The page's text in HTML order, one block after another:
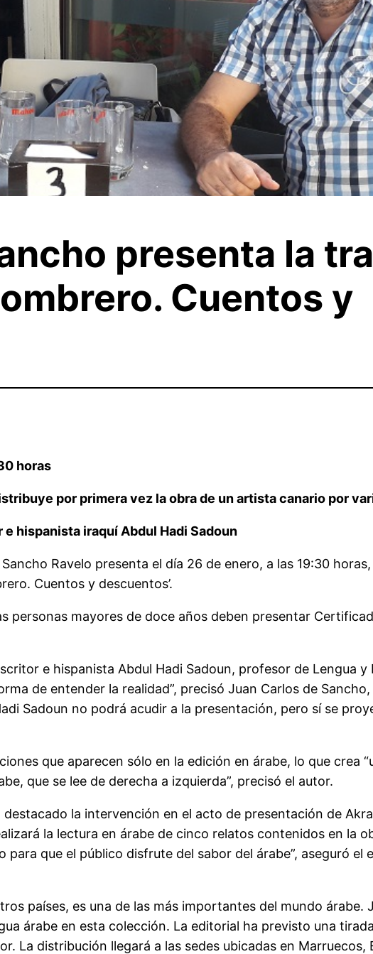
presenta la
Cuentos y
horas
por primera vez la obra de un artista canario por
hispanista iraquí Abdul Hadi Sadoun
Ravelo presenta el día 26 de enero, a las 19:30
Cuentos y descuentos’.
personas mayores de doce años deben presentar
e hispanista Abdul Hadi Sadoun, profesor de Lengua
de entender la realidad”, precisó Juan Carlos de
Sadoun no podrá acudir a la presentación, pero sí se
que aparecen sólo en la edición en árabe, lo que crea
que se lee de derecha a izquierda”, precisó el autor.
la intervención en el acto de presentación de
la lectura en árabe de cinco relatos contenidos en la
para que el público disfrute del sabor del árabe”, aseguró
países, es una de las más importantes del mundo árabe.
árabe en esta colección. La editorial ha previsto una
La distribución llegará a las sedes ubicadas en Marruecos,